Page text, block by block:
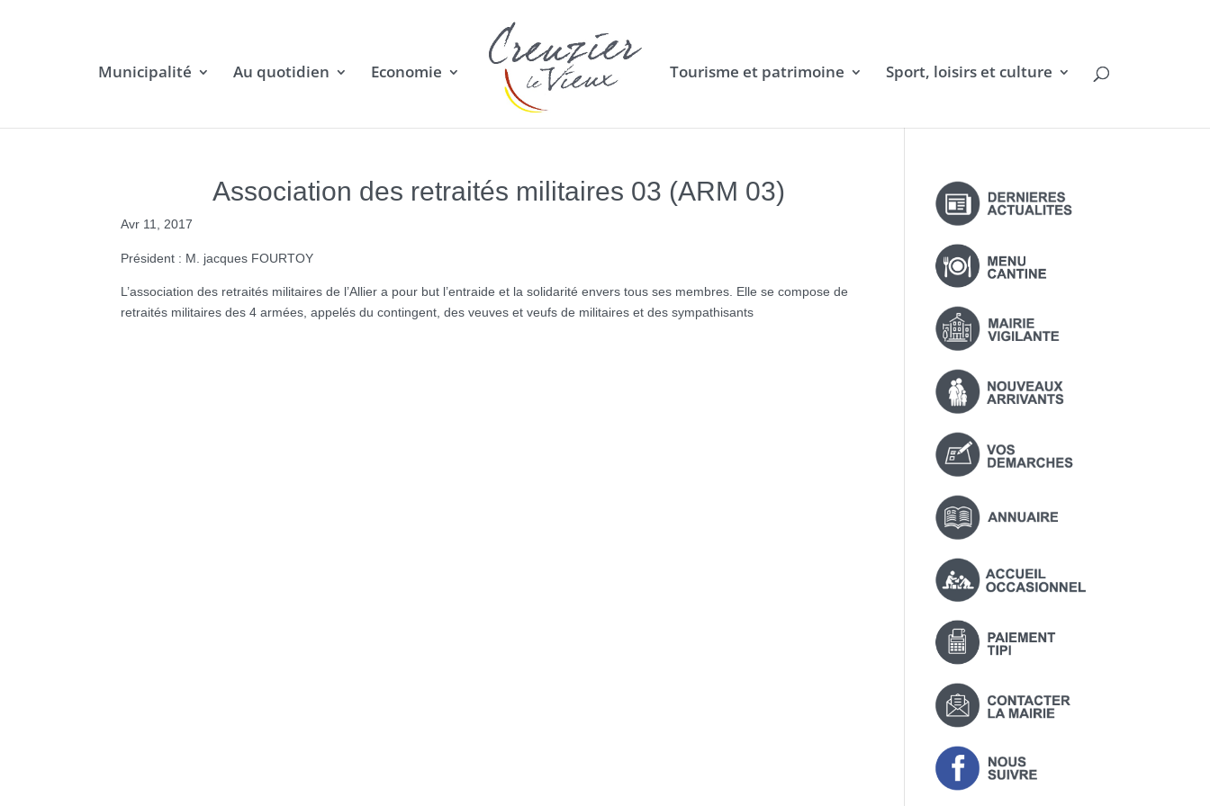
Municipalité Au quotidien Economie Tourisme et patrimoine Sport, loisirs et culture
Association des retraités militaires 03 (ARM 03)
Avr 11, 2017
Président : M. jacques FOURTOY
L’association des retraités militaires de l’Allier a pour but l’entraide et la solidarité envers tous ses membres. Elle se compose de
retraités militaires des 4 armées, appelés du contingent, des veuves et veufs de militaires et des sympathisants